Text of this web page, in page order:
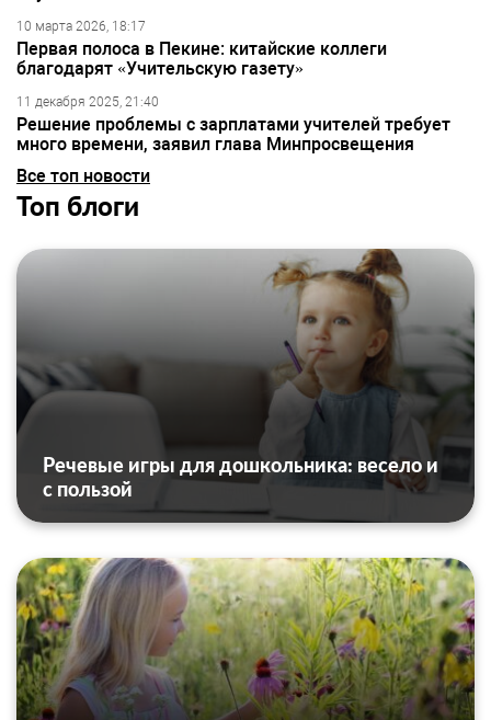
10 марта 2026, 18:17
Первая полоса в Пекине: китайские коллеги
благодарят «Учительскую газету»
11 декабря 2025, 21:40
Решение проблемы с зарплатами учителей требует
много времени, заявил глава Минпросвещения
Все топ новости
Топ блоги
Речевые игры для дошкольника: весело и
с пользой